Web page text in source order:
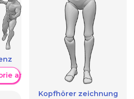
anzeigen
Kopfhörer zeichnung